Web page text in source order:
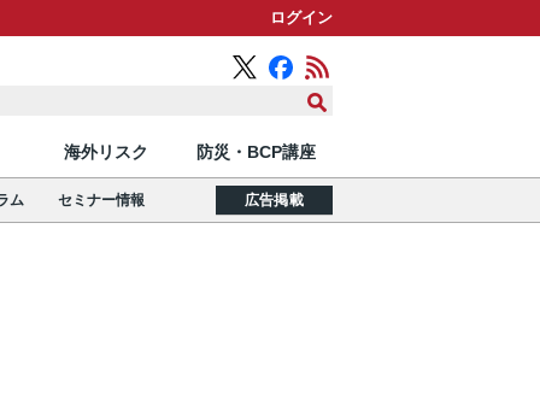
ログイン
海外リスク 防災・BCP講座
ム セミナー情報 広告掲載